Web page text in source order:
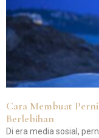
Cara Membuat
Berlebihan
Di era media sosial,